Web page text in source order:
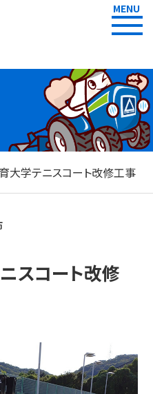
MENU
大学テニスコート改修工事
スコート改修